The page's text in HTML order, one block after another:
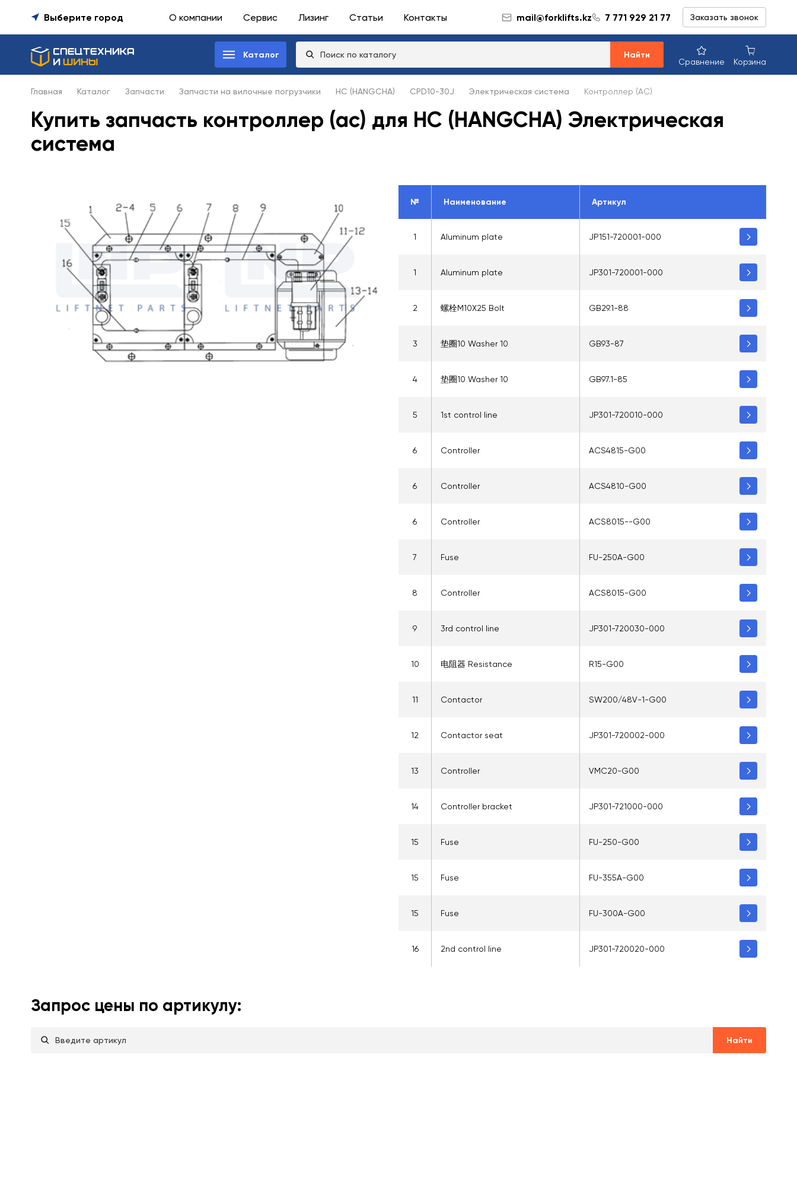
Выберите город О компании Сервис Лизинг Статьи Контакты mail@forklifts.kz 7 771 929 21 77 Заказать звонок
Каталог Найти
Сравнение Корзина
Главная Каталог Запчасти Запчасти на вилочные погрузчики HC (HANGCHA) CPD10-30J Электрическая система Контроллер (AC)
Купить запчасть контроллер (ac) для HC (HANGCHA) Электрическая
система
№ Наименование Артикул
1 Aluminum plate JP151-720001-000
1 Aluminum plate JP301-720001-000
2 螺栓M10X25 Bolt GB29.1-88
3 垫圈10 Washer 10 GB93-87
4 垫圈10 Washer 10 GB97.1-85
5 1st control line JP301-720010-000
6 Controller ACS4815-G00
6 Controller ACS4810-G00
6 Controller ACS8015--G00
7 Fuse FU-250A-G00
8 Controller ACS8015-G00
9 3rd control line JP301-720030-000
10 电阻器 Resistance R15-G00
11 Contactor SW200/48V-1-G00
12 Contactor seat JP301-720002-000
13 Controller VMC20-G00
14 Controller bracket JP301-721000-000
15 Fuse FU-250-G00
15 Fuse FU-355A-G00
15 Fuse FU-300A-G00
16 2nd control line JP301-720020-000
Запрос цены по артикулу:
Найти